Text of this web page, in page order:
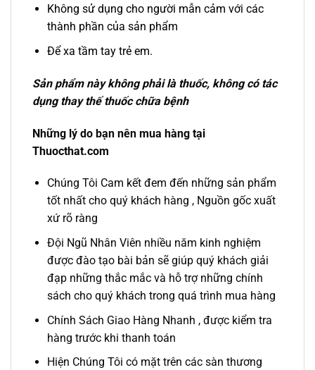
Không sử dụng cho người mẫn cảm với các
thành phần của sản phẩm
Để xa tầm tay trẻ em.
Sản phẩm này không phải là thuốc, không có tác
dụng thay thế thuốc chữa bệnh
Những lý do bạn nên mua hàng tại
Thuocthat.com
Chúng Tôi Cam kết đem đến những sản phẩm
tốt nhất cho quý khách hàng , Nguồn gốc xuất
xứ rõ ràng
Đội Ngũ Nhân Viên nhiều năm kinh nghiệm
được đào tạo bài bản sẽ giúp quý khách giải
đạp những thắc mắc và hỗ trợ những chính
sách cho quý khách trong quá trình mua hàng
Chính Sách Giao Hàng Nhanh , được kiểm tra
hàng trước khi thanh toán
Hiện Chúng Tôi có mặt trên các sàn thương